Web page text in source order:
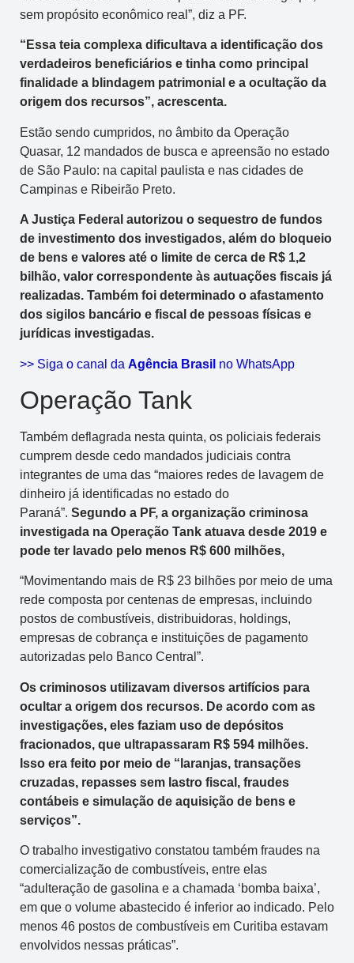
sem propósito econômico real”, diz a PF.
“Essa teia complexa dificultava a identificação dos
verdadeiros beneficiários e tinha como principal
finalidade a blindagem patrimonial e a ocultação da
origem dos recursos”, acrescenta.
Estão sendo cumpridos, no âmbito da Operação
Quasar, 12 mandados de busca e apreensão no estado
de São Paulo: na capital paulista e nas cidades de
Campinas e Ribeirão Preto.
A Justiça Federal autorizou o sequestro de fundos
de investimento dos investigados, além do bloqueio
de bens e valores até o limite de cerca de R$ 1,2
bilhão, valor correspondente às autuações fiscais já
realizadas. Também foi determinado o afastamento
dos sigilos bancário e fiscal de pessoas físicas e
jurídicas investigadas.
>> Siga o canal da Agência Brasil no WhatsApp
Operação Tank
Também deflagrada nesta quinta, os policiais federais
cumprem desde cedo mandados judiciais contra
integrantes de uma das “maiores redes de lavagem de
dinheiro já identificadas no estado do
Paraná”. Segundo a PF, a organização criminosa
investigada na Operação Tank atuava desde 2019 e
pode ter lavado pelo menos R$ 600 milhões,
“Movimentando mais de R$ 23 bilhões por meio de uma
rede composta por centenas de empresas, incluindo
postos de combustíveis, distribuidoras, holdings,
empresas de cobrança e instituições de pagamento
autorizadas pelo Banco Central”.
Os criminosos utilizavam diversos artifícios para
ocultar a origem dos recursos. De acordo com as
investigações, eles faziam uso de depósitos
fracionados, que ultrapassaram R$ 594 milhões.
Isso era feito por meio de “laranjas, transações
cruzadas, repasses sem lastro fiscal, fraudes
contábeis e simulação de aquisição de bens e
serviços”.
O trabalho investigativo constatou também fraudes na
comercialização de combustíveis, entre elas
“adulteração de gasolina e a chamada ‘bomba baixa’,
em que o volume abastecido é inferior ao indicado. Pelo
menos 46 postos de combustíveis em Curitiba estavam
envolvidos nessas práticas”.